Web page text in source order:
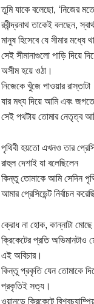
তুমি যাকে বলেছো, ‘নিজের
রবীন্দ্রনাথ তাকেই বলছেন,
মানুষ হিসেবে যে সীমার মধ্যে
সেই সীমানাগুলো পাড়ি দিয়ে
অসীম হয়ে ওঠা।
নিজেকে খুঁজে পাওয়ার রাস্তাটা
যার মধ্য দিয়ে আমি এবং
সেই পথটায় তোমার নেতৃত্ব
পৃথিবী হয়তো এখনও তার
রাহুল দেশাই যা বলেছিলেন
কিন্তু তোমাকে আমি সেদিন
আমার প্রেসিডেন্ট নির্বাচন
ক্রোধ না হোক, কান্নাটা মোছে
ক্রিকেটের প্রতি অভিমানটাও
এই অবিচার।
কিন্তু প্রকৃতি যেন তোমাকে
প্রকৃতিই সত্য।
ওয়ানডে ক্রিকেটে